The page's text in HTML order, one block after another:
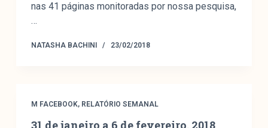
nas 41 páginas monitoradas por nossa pesquisa,
…
NATASHA BACHINI 23/02/2018
M FACEBOOK, RELATÓRIO SEMANAL